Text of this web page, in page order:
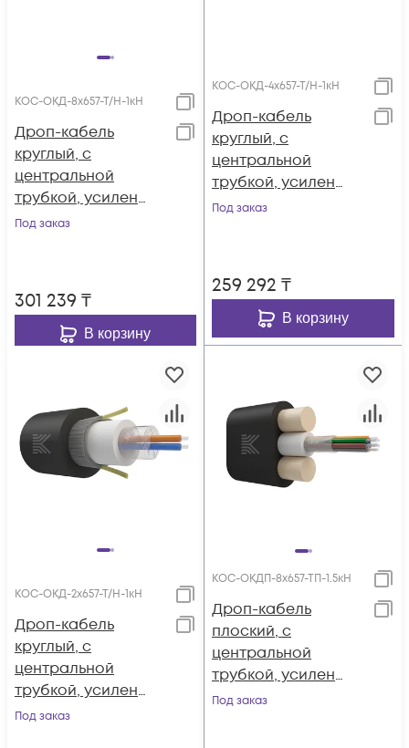
КОС-ОКД-8х657-Т/Н-1кН
Дроп-кабель
круглый, с
центральной
трубкой, усилен
стеклонитями, 8
Под заказ
301 239 ₸
В корзину
КОС-ОКД-4х657-Т/Н-1кН
Дроп-кабель
круглый, с
центральной
трубкой, усилен
стеклонитями, 4
Под заказ
259 292 ₸
В корзину
КОС-ОКД-2х657-Т/Н-1кН
Дроп-кабель
круглый, с
центральной
трубкой, усилен
стеклонитями, 2
Под заказ
КОС-ОКДП-8х657-ТП-1.5кН
Дроп-кабель
плоский, с
центральной
трубкой, усилен
стеклопрутками, 8
Под заказ